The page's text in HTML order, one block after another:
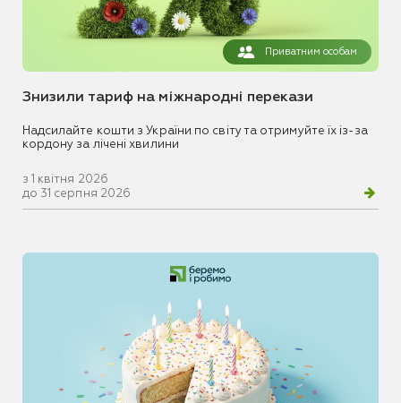
Приватним особам
Знизили тариф на міжнародні перекази
Надсилайте кошти з України по світу та отримуйте їх із-за
кордону за лічені хвилини
з 1 квітня 2026
до 31 серпня 2026